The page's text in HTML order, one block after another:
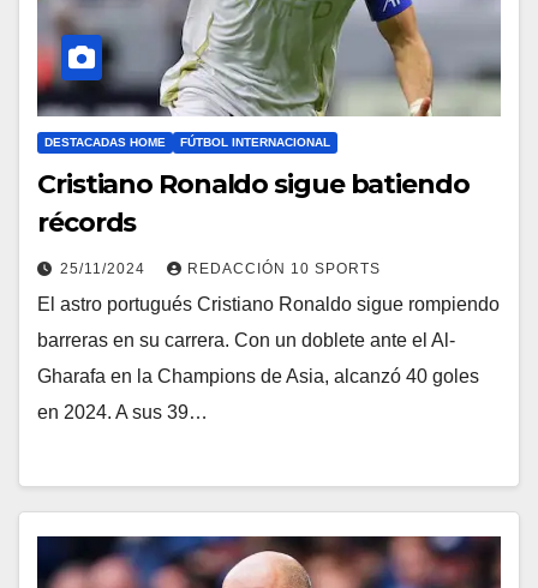
DESTACADAS HOME FÚTBOL INTERNACIONAL
Cristiano Ronaldo sigue batiendo
récords
25/11/2024 REDACCIÓN 10 SPORTS
El astro portugués Cristiano Ronaldo sigue rompiendo
barreras en su carrera. Con un doblete ante el Al-
Gharafa en la Champions de Asia, alcanzó 40 goles
en 2024. A sus 39…